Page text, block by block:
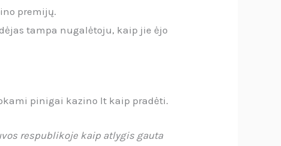
premijų.
tampa nugalėtoju, kaip jie ėjo
pinigai kazino lt kaip pradėti.
respublikoje kaip atlygis gauta